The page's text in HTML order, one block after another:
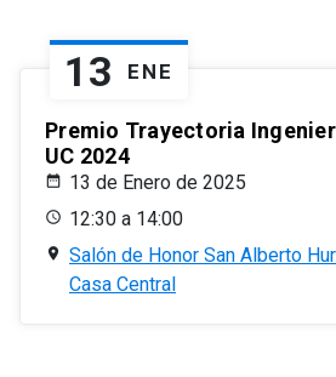
13 ENE
Premio Trayectoria
UC 2024
13 de Enero de 2025
12:30 a 14:00
Salón de Honor San Alberto
Casa Central